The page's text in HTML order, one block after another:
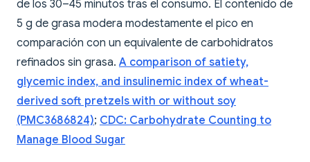
de los 30–45 minutos tras el consumo. El contenido de
5 g de grasa modera modestamente el pico en
comparación con un equivalente de carbohidratos
refinados sin grasa. A comparison of satiety,
glycemic index, and insulinemic index of wheat-
derived soft pretzels with or without soy
(PMC3686824); CDC: Carbohydrate Counting to
Manage Blood Sugar